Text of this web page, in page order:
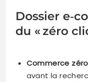
Dossier
du « zéro
Commerce
avant la